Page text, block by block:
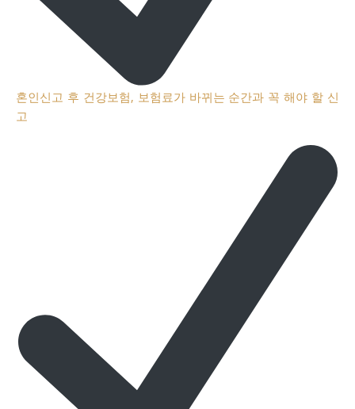
혼인신고 후 건강보험, 보험료가 바뀌는 순간과 꼭 해야 할 신
고